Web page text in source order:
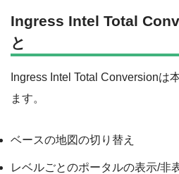
Ingress Intel Total
と
Ingress Intel Total Conversionは
ます。
ベースの地図の切り替え
レベルごとのポータルの表示/非